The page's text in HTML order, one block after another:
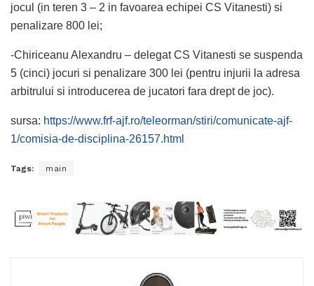
jocul (in teren 3 – 2 in favoarea echipei CS Vitanesti) si
penalizare 800 lei;
-Chiriceanu Alexandru – delegat CS Vitanesti se suspenda
5 (cinci) jocuri si penalizare 300 lei (pentru injurii la adresa
arbitrului si introducerea de jucatori fara drept de joc).
sursa: https://www.frf-ajf.ro/teleorman/stiri/comunicate-ajf-
1/comisia-de-disciplina-26157.html
Tags: main